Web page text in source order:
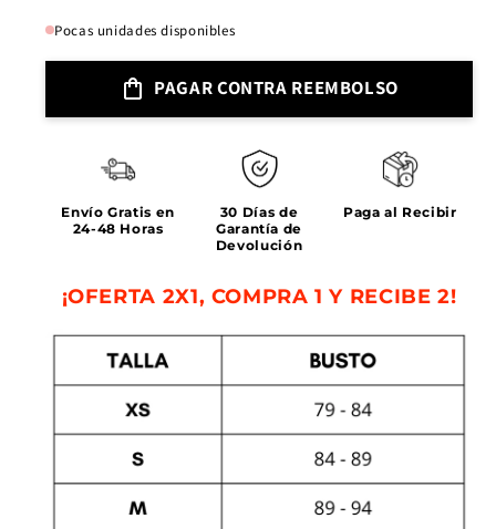
Pocas unidades disponibles
PAGAR CONTRA REEMBOLSO
Envío Gratis en
24-48 Horas
30 Días de
Garantía de
Devolución
Paga al Recibir
¡OFERTA 2X1, COMPRA 1 Y RECIBE 2!